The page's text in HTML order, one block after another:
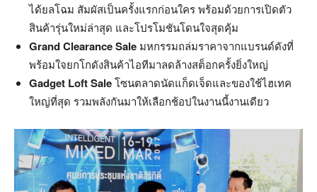
ได้ยลโฉม สัมผัสเป็นครั้งแรกก่อนใคร พร้อมด้วยการเปิดตัว
สินค้ารุ่นใหม่ล่าสุด และโปรโมชันโดนใจสุดคุ้ม
Grand Clearance Sale มหกรรมถล่มราคาจากแบรนด์ดังที่
พร้อมใจยกโกดังสินค้าไอทีมาลดล้างสต็อกครั้งยิ่งใหญ่
Gadget Loft Saleโซนตลาดนัดแก็ดเจ็ดและของใช้ไฮเทค
ใหญ่ที่สุด รวมพลังกันมาให้เลือกช้อปในงานนี้งานเดียว